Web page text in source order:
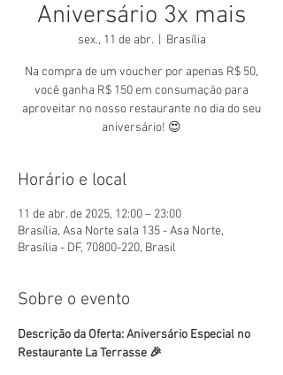
Aniversário 3x mais
sex., 11 de abr.
  |
Brasília
Na compra de um voucher por apenas R$ 50,
você ganha R$ 150 em consumação para
aproveitar no nosso restaurante no dia do seu
aniversário! 😍
Horário e local
11 de abr. de 2025, 12:00 – 23:00
Brasília, Asa Norte sala 135 - Asa Norte,
Brasília - DF, 70800-220, Brasil
Sobre o evento
Descrição da Oferta: Aniversário Especial no
Restaurante La Terrasse 🎉